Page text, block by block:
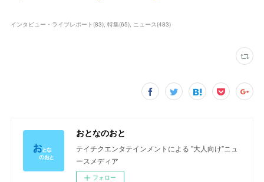
インタビュー・ライブレポート(83) 特集(65) ニュース(483)
おとなのおと
テイチクエンタテインメントによる ”大人向け”ニュ
ースメディア
フォロー